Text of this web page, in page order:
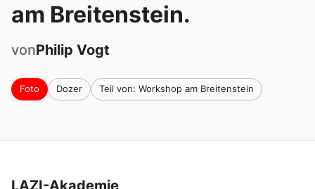
am Breitenstein.
vonPhilip Vogt
Foto Dozer Teil von: Workshop am Breitenstein
LAZI-Akademie